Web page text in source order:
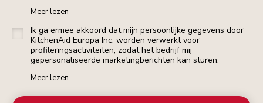
Meer lezen
Ik ga ermee akkoord dat mijn persoonlijke gegevens door
KitchenAid Europa Inc. worden verwerkt voor
profileringsactiviteiten, zodat het bedrijf mij
gepersonaliseerde marketingberichten kan sturen.
Meer lezen